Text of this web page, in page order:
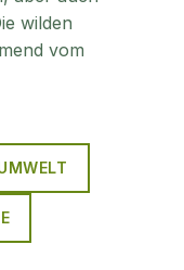
wilden
vom